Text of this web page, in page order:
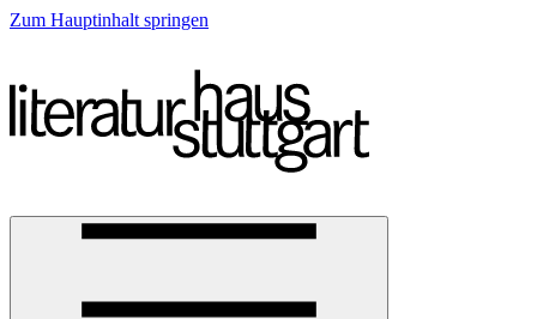
Zum Hauptinhalt springen